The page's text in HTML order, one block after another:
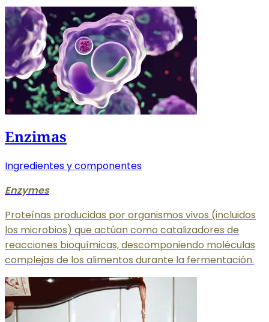
Enzimas
Ingredientes y componentes
Enzymes
Proteínas producidas por organismos vivos (incluidos
los microbios) que actúan como catalizadores de
reacciones bioquímicas, descomponiendo moléculas
complejas de los alimentos durante la fermentación.